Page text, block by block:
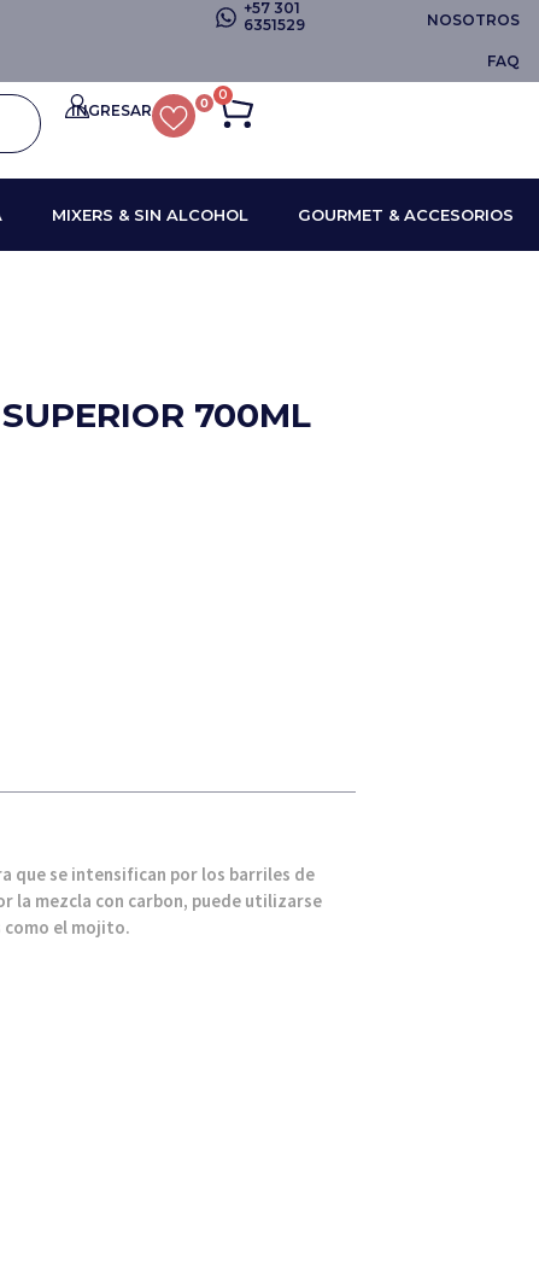
+57 301
6351529
NOSOTROS
FAQ
INGRESAR 0 0
MIXERS & SIN ALCOHOL GOURMET & ACCESORIOS
700ML
que se intensifican por los barriles de
la mezcla con carbon, puede utilizarse
como el mojito.